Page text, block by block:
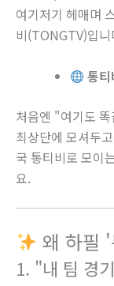
여기저기 헤매며
비(TONGTV)입니
통
처음엔 "여기도
최상단에 모셔두
국 통티비로 모이
요.
왜 하필
1. "내 팀 경